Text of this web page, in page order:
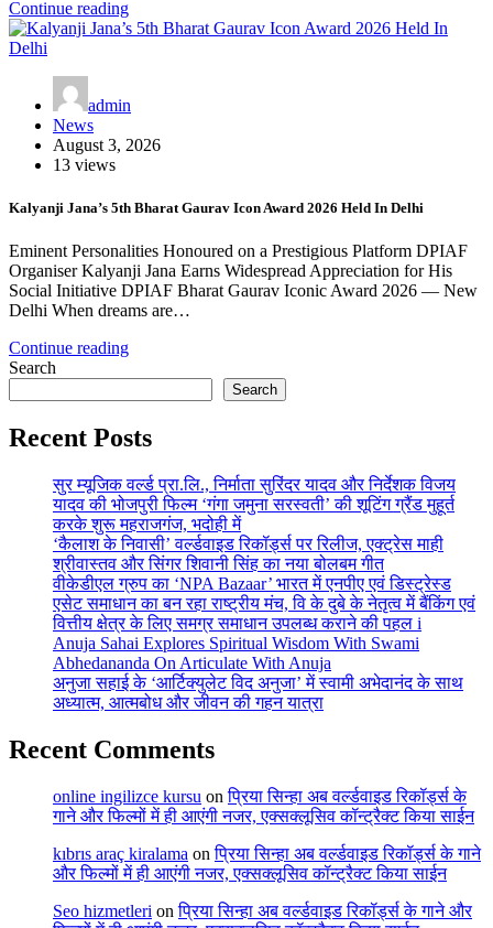
Continue reading
admin
News
August 3, 2026
13 views
Kalyanji Jana’s 5th Bharat Gaurav Icon Award 2026 Held In Delhi
Eminent Personalities Honoured on a Prestigious Platform DPIAF
Organiser Kalyanji Jana Earns Widespread Appreciation for His
Social Initiative DPIAF Bharat Gaurav Iconic Award 2026 — New
Delhi When dreams are…
Continue reading
Search
Search
Recent Posts
सुर म्यूजिक वर्ल्ड प्रा.लि., निर्माता सुरिंदर यादव और निर्देशक विजय
यादव की भोजपुरी फिल्म ‘गंगा जमुना सरस्वती’ की शूटिंग ग्रैंड मुहूर्त
करके शुरू महराजगंज, भदोही में
‘कैलाश के निवासी’ वर्ल्डवाइड रिकॉर्ड्स पर रिलीज, एक्ट्रेस माही
श्रीवास्तव और सिंगर शिवानी सिंह का नया बोलबम गीत
वीकेडीएल ग्रुप का ‘NPA Bazaar’ भारत में एनपीए एवं डिस्ट्रेस्ड
एसेट समाधान का बन रहा राष्ट्रीय मंच, वि के दुबे के नेतृत्व में बैंकिंग एवं
वित्तीय क्षेत्र के लिए समग्र समाधान उपलब्ध कराने की पहल i
Anuja Sahai Explores Spiritual Wisdom With Swami
Abhedananda On Articulate With Anuja
अनुजा सहाई के ‘आर्टिक्युलेट विद अनुजा’ में स्वामी अभेदानंद के साथ
अध्यात्म, आत्मबोध और जीवन की गहन यात्रा
Recent Comments
online ingilizce kursu onप्रिया सिन्हा अब वर्ल्डवाइड रिकॉर्ड्स के
गाने और फिल्मों में ही आएंगी नजर, एक्सक्लूसिव कॉन्ट्रैक्ट किया साईन
kıbrıs araç kiralama onप्रिया सिन्हा अब वर्ल्डवाइड रिकॉर्ड्स के गाने
और फिल्मों में ही आएंगी नजर, एक्सक्लूसिव कॉन्ट्रैक्ट किया साईन
Seo hizmetleri onप्रिया सिन्हा अब वर्ल्डवाइड रिकॉर्ड्स के गाने और